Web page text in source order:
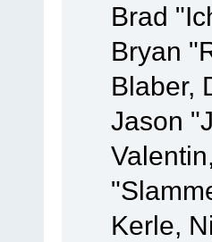
Brad
Bryan
Blaber,
Jason
Kerle,